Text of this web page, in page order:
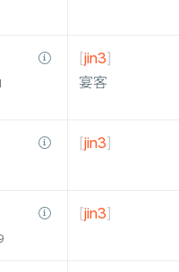
[jin3]
宴客
[jin3]
[jin3]